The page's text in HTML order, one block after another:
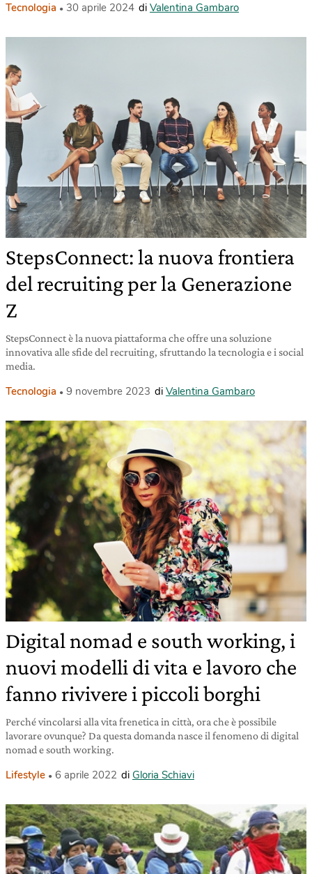
Tecnologia 30 aprile 2024 di Valentina Gambaro
StepsConnect: la nuova frontiera
del recruiting per la Generazione
Z
StepsConnect è la nuova piattaforma che offre una soluzione
innovativa alle sfide del recruiting, sfruttando la tecnologia e i social
media.
Tecnologia 9 novembre 2023 di Valentina Gambaro
Digital nomad e south working, i
nuovi modelli di vita e lavoro che
fanno rivivere i piccoli borghi
Perché vincolarsi alla vita frenetica in città, ora che è possibile
lavorare ovunque? Da questa domanda nasce il fenomeno di digital
nomad e south working.
Lifestyle 6 aprile 2022 di Gloria Schiavi